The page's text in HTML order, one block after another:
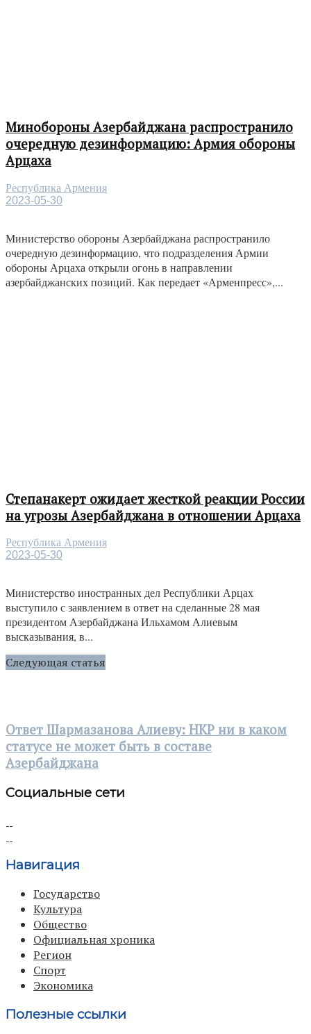
Минобороны Азербайджана распространило
очередную дезинформацию: Армия обороны
Арцаха
Республика Армения
2023-05-30
Министерство обороны Азербайджана распространило
очередную дезинформацию, что подразделения Армии
обороны Арцаха открыли огонь в направлении
азербайджанских позиций. Как передает «Арменпресс»,...
Степанакерт ожидает жесткой реакции России
на угрозы Азербайджана в отношении Арцаха
Республика Армения
2023-05-30
Министерство иностранных дел Республики Арцах
выступило с заявлением в ответ на сделанные 28 мая
президентом Азербайджана Ильхамом Алиевым
высказывания, в...
Следующая статья
Ответ Шармазанова Алиеву: НКР ни в каком
статусе не может быть в составе
Азербайджана
Социальные сети
Навигация
Государство
Культура
Общество
Официальная хроника
Регион
Спорт
Экономика
Полезные ссылки